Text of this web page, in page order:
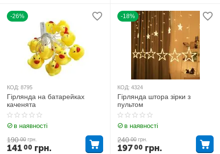
-26%
КОД: 8795
Гірлянда на батарейках
каченята
в наявності
190 00 грн.
14100 грн.
-18%
КОД: 4324
Гірлянда штора зірки з
пультом
в наявності
240 00 грн.
19700 грн.